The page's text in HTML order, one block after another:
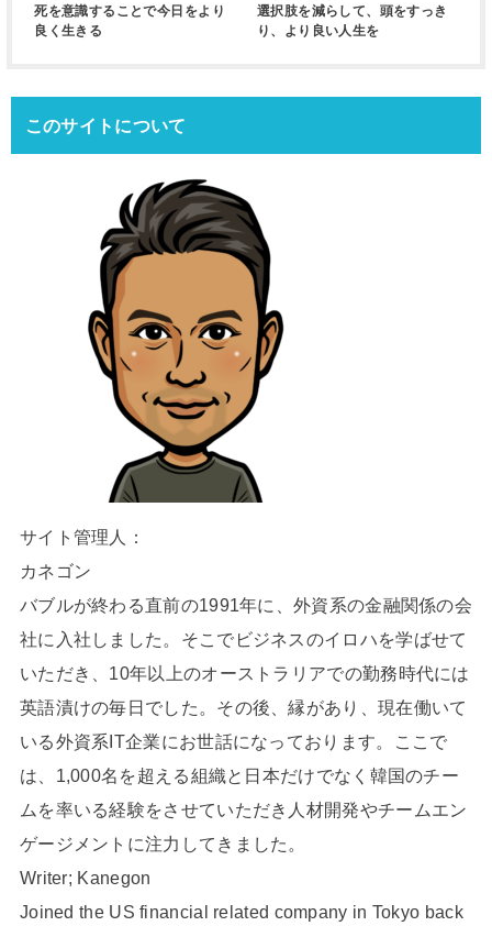
死を意識することで今日をより
良く生きる
選択肢を減らして、頭をすっき
り、より良い人生を
このサイトについて
サイト管理人：
カネゴン
バブルが終わる直前の1991年に、外資系の金融関係の会
社に入社しました。そこでビジネスのイロハを学ばせて
いただき、10年以上のオーストラリアでの勤務時代には
英語漬けの毎日でした。その後、縁があり、現在働いて
いる外資系IT企業にお世話になっております。ここで
は、1,000名を超える組織と日本だけでなく韓国のチー
ムを率いる経験をさせていただき人材開発やチームエン
ゲージメントに注力してきました。
Writer; Kanegon
Joined the US financial related company in Tokyo back